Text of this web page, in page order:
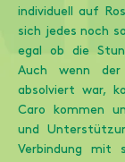
individuell auf
sich jedes noch
egal ob die
Auch wenn
absolviert war,
Caro kommen
und
Verbindung mit